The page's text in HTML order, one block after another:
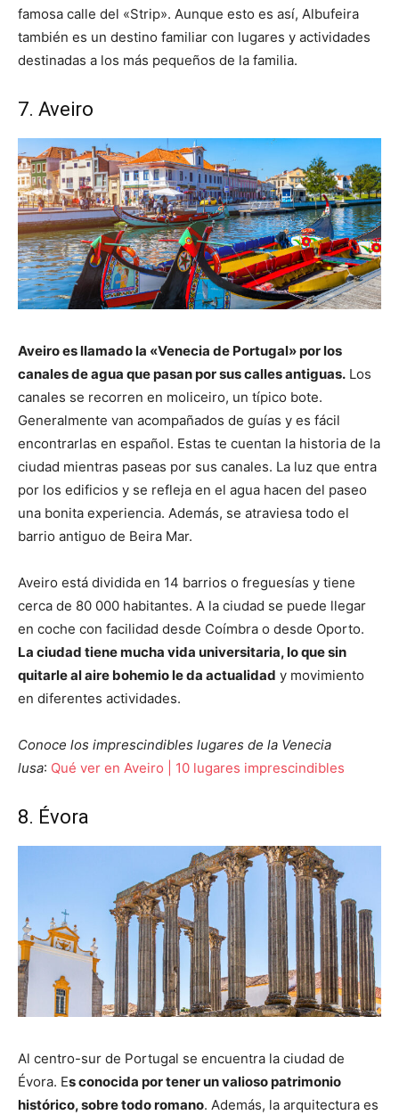
famosa calle del «Strip». Aunque esto es así, Albufeira
también es un destino familiar con lugares y actividades
destinadas a los más pequeños de la familia.
7. Aveiro
Aveiro es llamado la «Venecia de Portugal» por los
canales de agua que pasan por sus calles antiguas. Los
canales se recorren en moliceiro, un típico bote.
Generalmente van acompañados de guías y es fácil
encontrarlas en español. Estas te cuentan la historia de la
ciudad mientras paseas por sus canales. La luz que entra
por los edificios y se refleja en el agua hacen del paseo
una bonita experiencia. Además, se atraviesa todo el
barrio antiguo de Beira Mar.
Aveiro está dividida en 14 barrios o freguesías y tiene
cerca de 80 000 habitantes. A la ciudad se puede llegar
en coche con facilidad desde Coímbra o desde Oporto.
La ciudad tiene mucha vida universitaria, lo que sin
quitarle al aire bohemio le da actualidad y movimiento
en diferentes actividades.
Conoce los imprescindibles lugares de la Venecia
lusa: Qué ver en Aveiro | 10 lugares imprescindibles
8. Évora
Al centro-sur de Portugal se encuentra la ciudad de
Évora. Es conocida por tener un valioso patrimonio
histórico, sobre todo romano. Además, la arquitectura es